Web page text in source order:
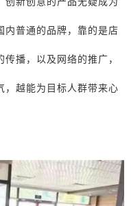
内普通的品牌，靠的是店
播，以及网络的推广，
，越能为目标人群带来心